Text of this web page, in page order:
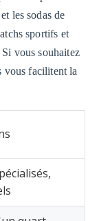
les sodas de
sportifs et
vous souhaitez
vous facilitent la